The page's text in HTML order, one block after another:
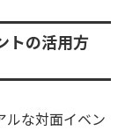
トの活用方
ルな対面イベン